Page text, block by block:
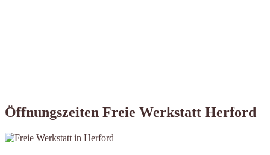
Öffnungszeiten Freie Werkstatt Herford